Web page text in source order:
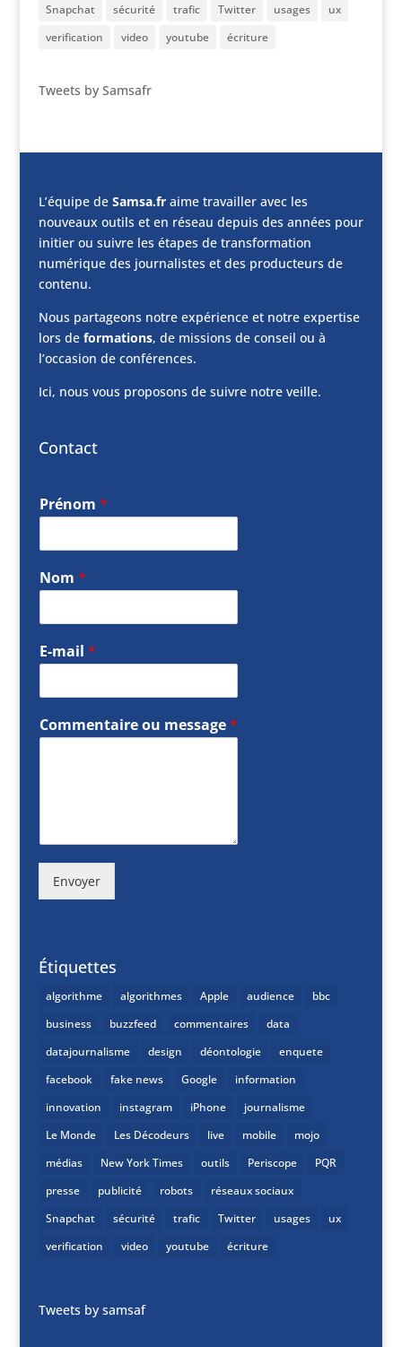
Snapchat
sécurité trafic Twitter usages
ux
verification
video youtube écriture
Tweets by Samsafr
L’équipe de Samsa.fraime travailler avec les
nouveaux outils et en réseau depuis des années pour
initier ou suivre les étapes de transformation
numérique des journalistes et des producteurs de
contenu.
Nous partageons notre expérience et notre expertise
lors de formations, de missions de conseil ou à
l’occasion de conférences.
Ici, nous vous proposons de suivre notre veille.
Contact
Prénom *
Nom *
E-mail *
Commentaire ou message*
Envoyer
Étiquettes
algorithme algorithmes Apple audience
bbc
business
buzzfeed commentaires
data
datajournalisme
design déontologie
enquete
facebook
fake news Google
information
innovation
instagram iPhone
journalisme
Le Monde
Les Décodeurs live mobile
mojo
médias
New York Times outils Periscope
PQR
presse
publicité robots
réseaux sociaux
Snapchat
sécurité trafic Twitter usages
ux
verification
video youtube écriture
Tweets by samsaf